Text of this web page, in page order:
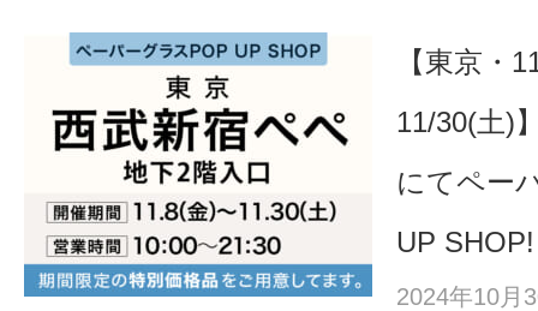
【東京・
11/30(土)
にてペー
UP SHOP!
2024年10月